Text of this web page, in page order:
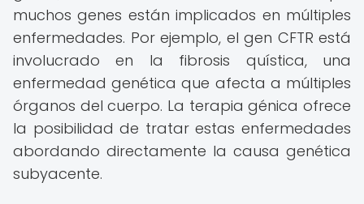
muchos genes están implicados en múltiples
enfermedades. Por ejemplo, el gen CFTR está
involucrado en la fibrosis quística, una
enfermedad genética que afecta a múltiples
órganos del cuerpo. La terapia génica ofrece
la posibilidad de tratar estas enfermedades
abordando directamente la causa genética
subyacente.